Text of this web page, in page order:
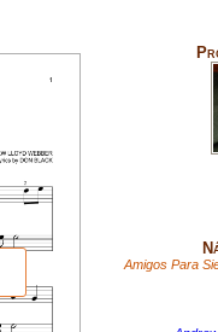
Amigos Para